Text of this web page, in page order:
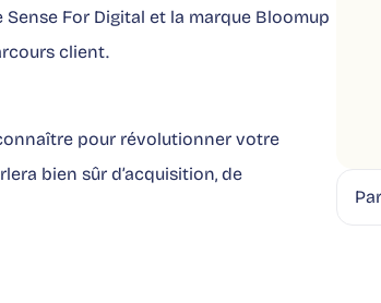
For Digital et la marque Bloomup
client.
pour révolutionner votre
bien sûr d’acquisition, de